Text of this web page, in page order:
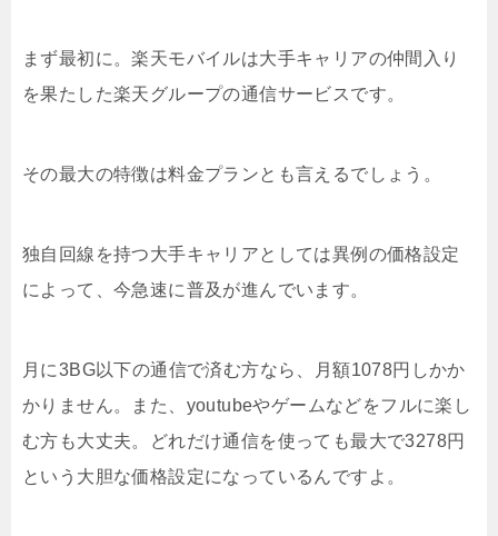
まず最初に。楽天モバイルは大手キャリアの仲間入り
を果たした楽天グループの通信サービスです。
その最大の特徴は料金プランとも言えるでしょう。
独自回線を持つ大手キャリアとしては異例の価格設定
によって、今急速に普及が進んでいます。
月に3BG以下の通信で済む方なら、月額1078円しかか
かりません。また、youtubeやゲームなどをフルに楽し
む方も大丈夫。どれだけ通信を使っても最大で3278円
という大胆な価格設定になっているんですよ。